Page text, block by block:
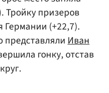
Тройку призеров
Германии (+22,7).
представлялиИван
гонку, отстав